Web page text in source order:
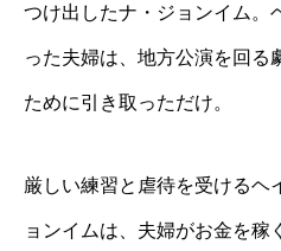
つけ出したナ・ジョンイム。
った夫婦は、地方公演を回る
ために引き取っただけ。
厳しい練習と虐待を受けるヘ
ョンイムは、夫婦がお金を稼